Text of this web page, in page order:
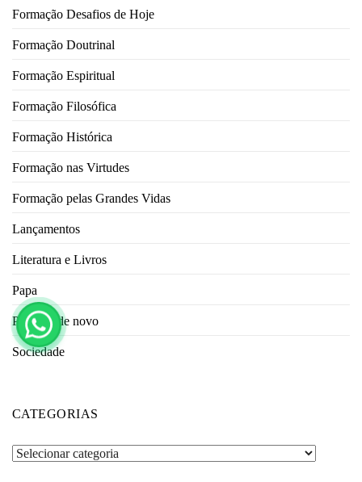
Formação Desafios de Hoje
Formação Doutrinal
Formação Espiritual
Formação Filosófica
Formação Histórica
Formação nas Virtudes
Formação pelas Grandes Vidas
Lançamentos
Literatura e Livros
Papa
Para ver de novo
Sociedade
CATEGORIAS
Categorias